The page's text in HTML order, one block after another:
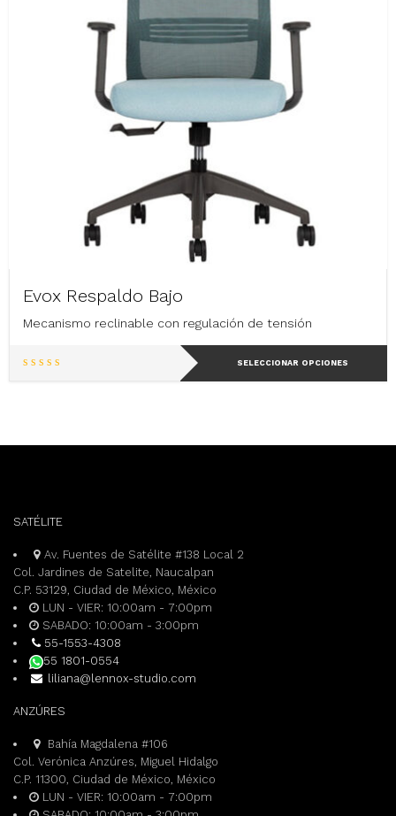
la
página
producto
Evox Respaldo Bajo
Mecanismo reclinable con regulación de tensión
SELECCIONAR OPCIONES
Este
producto
Las
la
página
de
producto
SATÉLITE
Av. Fuentes de Satélite #138 Local 2
Col. Jardines de Satelite, Naucalpan
C.P. 53129, Ciudad de México, México
LUN - VIER: 10:00am - 7:00pm
SABADO: 10:00am - 3:00pm
55-1553-4308
55 1801-0554
liliana@lennox-studio.com
ANZÚRES
Bahía Magdalena #106
Col. Verónica Anzúres, Miguel Hidalgo
C.P. 11300, Ciudad de México, México
LUN - VIER: 10:00am - 7:00pm